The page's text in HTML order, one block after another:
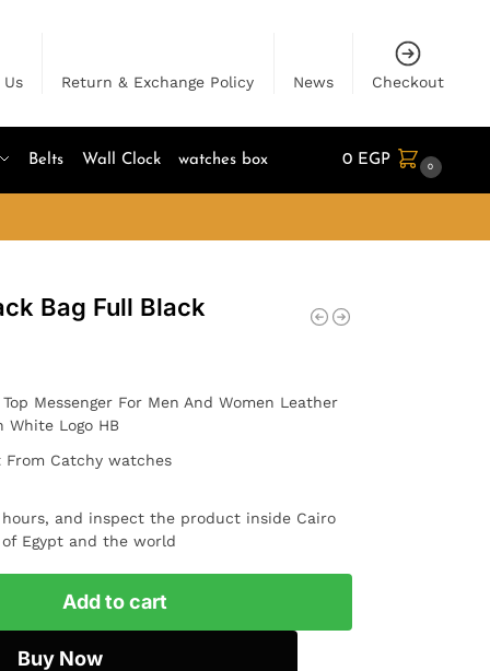
Return & Exchange Policy News Checkout
Belts Wall Clock watches box 0 EGP 0
Bag Full Black
Messenger For Men And Women Leather
White Logo HB
From Catchy watches
and inspect the product inside Cairo
Egypt and the world
Add to cart
Buy Now